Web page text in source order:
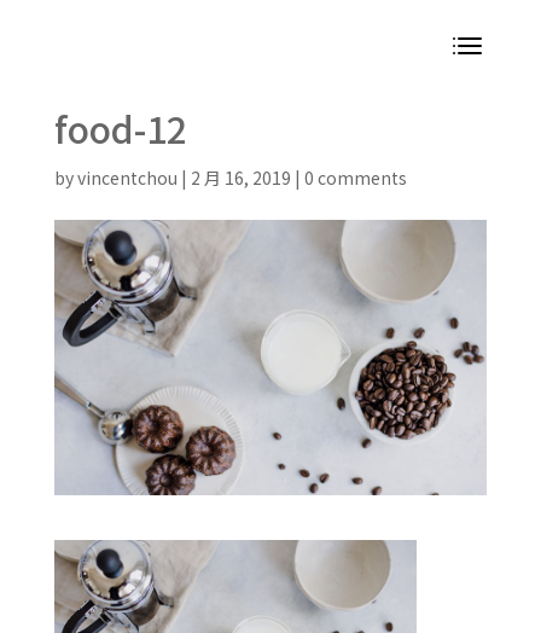
food-12
byvincentchou | 2 月 16, 2019 | 0 comments